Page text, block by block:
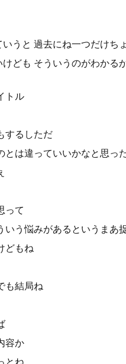
うと 過去にね一つだけち
ども そういうのがわかる
トル
するしただ
とは違っていいかなと思っ
って
いう悩みがあるというまあ
どもね
も結局ね
容か